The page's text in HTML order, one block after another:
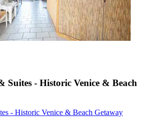
Suites - Historic Venice & Beach
- Historic Venice & Beach Getaway